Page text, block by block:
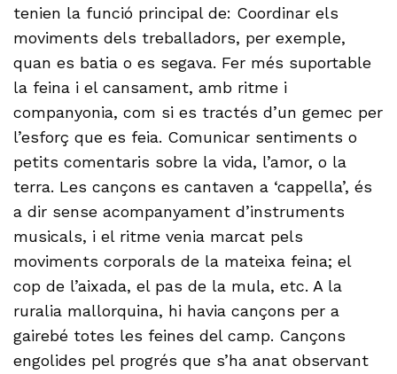
tenien la funció principal de: Coordinar els
moviments dels treballadors, per exemple,
quan es batia o es segava. Fer més suportable
la feina i el cansament, amb ritme i
companyonia, com si es tractés d’un gemec per
l’esforç que es feia. Comunicar sentiments o
petits comentaris sobre la vida, l’amor, o la
terra. Les cançons es cantaven a ‘cappella’, és
a dir sense acompanyament d’instruments
musicals, i el ritme venia marcat pels
moviments corporals de la mateixa feina; el
cop de l’aixada, el pas de la mula, etc. A la
ruralia mallorquina, hi havia cançons per a
gairebé totes les feines del camp. Cançons
engolides pel progrés que s’ha anat observant